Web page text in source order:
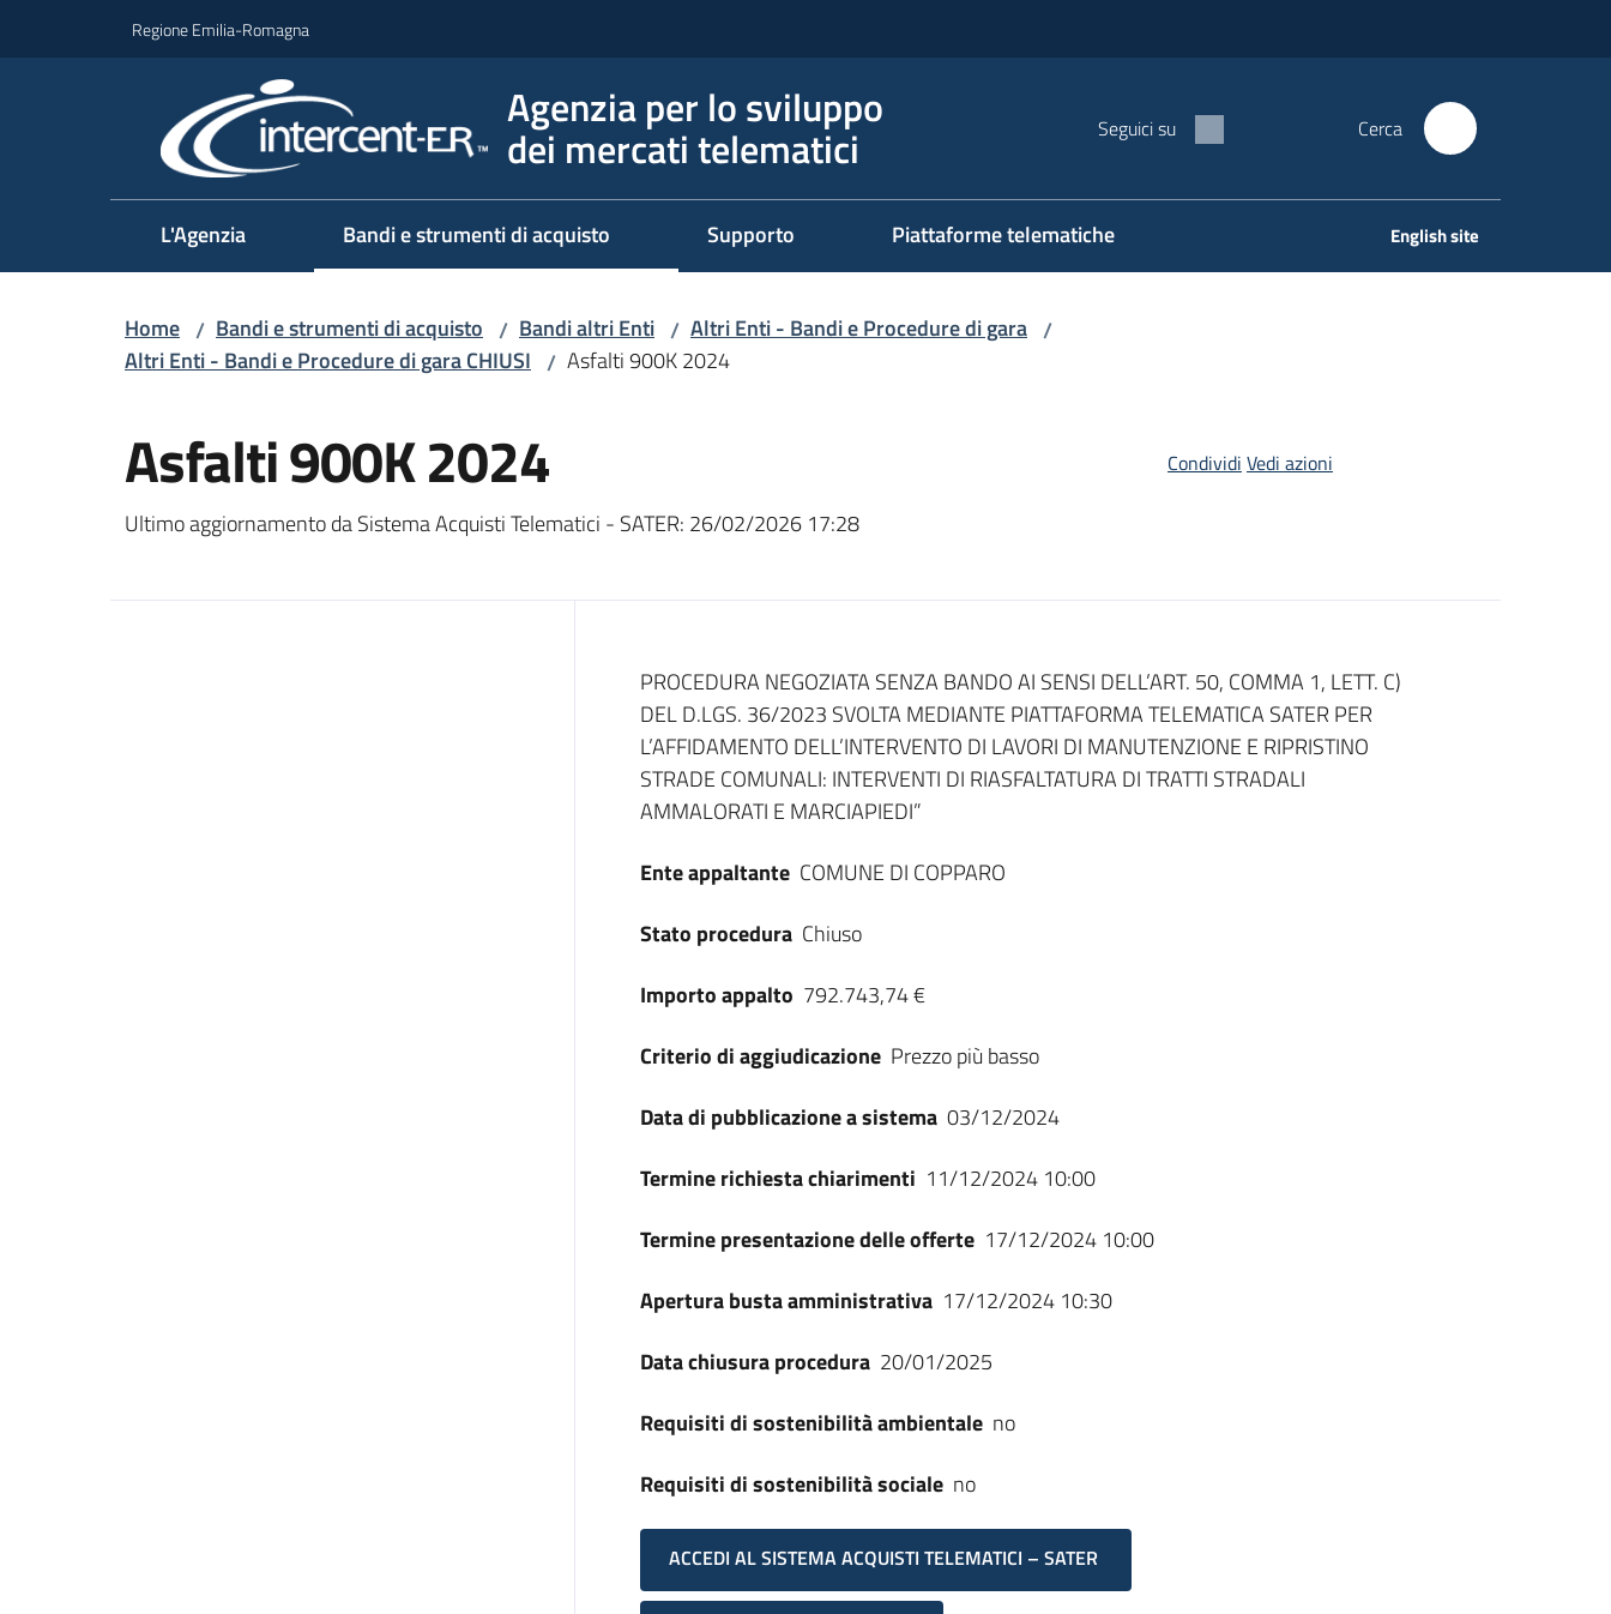
Regione Emilia-Romagna
Agenzia per lo sviluppo
dei mercati telematici Seguici su Cerca
L'Agenzia Bandi e strumenti di acquisto Supporto Piattaforme telematiche English site
Home / Bandi e strumenti di acquisto / Bandi altri Enti / Altri Enti - Bandi e Procedure di gara /
Altri Enti - Bandi e Procedure di gara CHIUSI / Asfalti 900K 2024
Asfalti 900K 2024
Ultimo aggiornamento da Sistema Acquisti Telematici - SATER: 26/02/2026 17:28
Condividi Vedi azioni
Dati del bando
PROCEDURA NEGOZIATA SENZA BANDO AI SENSI DELL’ART. 50, COMMA 1, LETT. C)
DEL D.LGS. 36/2023 SVOLTA MEDIANTE PIATTAFORMA TELEMATICA SATER PER
L’AFFIDAMENTO DELL’INTERVENTO DI LAVORI DI MANUTENZIONE E RIPRISTINO
STRADE COMUNALI: INTERVENTI DI RIASFALTATURA DI TRATTI STRADALI
AMMALORATI E MARCIAPIEDI”
Ente appaltante COMUNE DI COPPARO
Stato procedura Chiuso
Importo appalto 792.743,74 €
Criterio di aggiudicazione Prezzo più basso
Data di pubblicazione a sistema 03/12/2024
Termine richiesta chiarimenti 11/12/2024 10:00
Termine presentazione delle offerte 17/12/2024 10:00
Apertura busta amministrativa 17/12/2024 10:30
Data chiusura procedura 20/01/2025
Requisiti di sostenibilità ambientale no
Requisiti di sostenibilità sociale no
ACCEDI AL SISTEMA ACQUISTI TELEMATICI – SATER